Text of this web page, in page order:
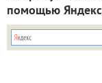
помощью